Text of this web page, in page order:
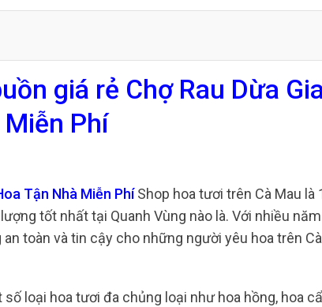
giá rẻ Chợ Rau Dừa
Miễn Phí
Tận Nhà Miễn PhíShop hoa tươi trên Cà Mau là
tốt nhất tại Quanh Vùng nào là. Với nhiều
toàn và tin cậy cho những người yêu hoa trên Cà
loại hoa tươi đa chủng loại như hoa hồng, hoa